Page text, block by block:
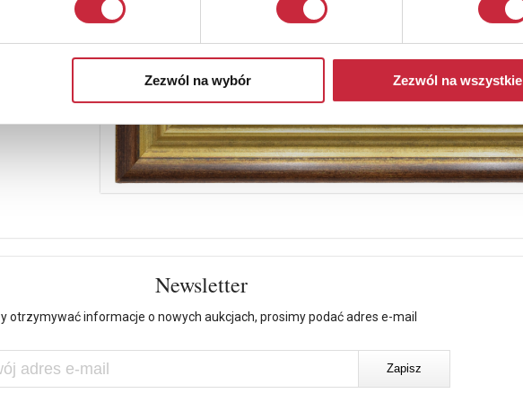
Zezwól na wybór Zezwól na wszystkie
Newsletter
otrzymywać informacje o nowych aukcjach, prosimy podać adres e-mail